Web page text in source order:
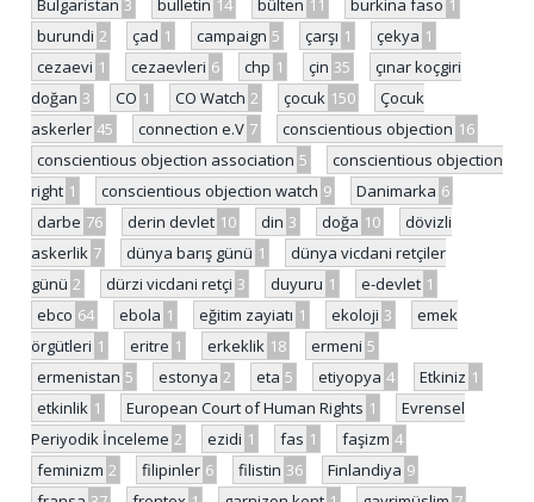
Bulgaristan 3 bulletin 14 bülten 11 burkina faso 1
burundi 2 çad 1 campaign 5 çarşı 1 çekya 1
cezaevi 1 cezaevleri 6 chp 1 çin 35
çınar koçgiri
doğan 3 CO 1 CO Watch 2 çocuk 150
Çocuk
askerler 45 connection e.V 7 conscientious objection 16
conscientious objection association 5
conscientious objection
right 1 conscientious objection watch 9 Danimarka 6
darbe 76 derin devlet 10 din 3 doğa 10
dövizli
askerlik 7 dünya barış günü 1
dünya vicdani retçiler
günü 2 dürzi vicdani retçi 3 duyuru 1 e-devlet 1
ebco 64 ebola 1 eğitim zayiatı 1 ekoloji 3
emek
örgütleri 1 eritre 1 erkeklik 18 ermeni 5
ermenistan 5 estonya 2 eta 5 etiyopya 4 Etkiniz 1
etkinlik 1 European Court of Human Rights 1
Evrensel
Periyodik İnceleme 2 ezidi 1 fas 1 faşizm 4
feminizm 2 filipinler 6 filistin 36 Finlandiya 9